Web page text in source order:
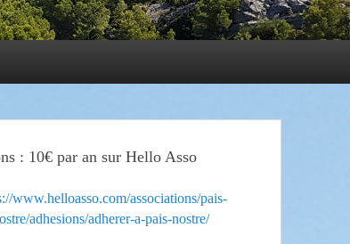
: 10€ par an sur Hello Asso
www.helloasso.com/associations/pais-
adhesions/adherer-a-pais-nostre/